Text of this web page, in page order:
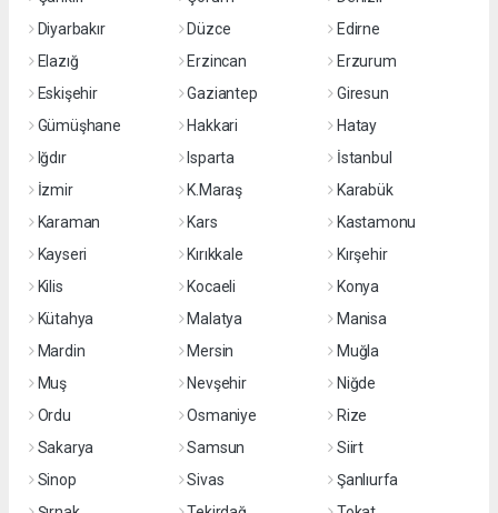
Diyarbakır
Düzce
Edirne
Elazığ
Erzincan
Erzurum
Eskişehir
Gaziantep
Giresun
Gümüşhane
Hakkari
Hatay
Iğdır
Isparta
İstanbul
İzmir
K.Maraş
Karabük
Karaman
Kars
Kastamonu
Kayseri
Kırıkkale
Kırşehir
Kilis
Kocaeli
Konya
Kütahya
Malatya
Manisa
Mardin
Mersin
Muğla
Muş
Nevşehir
Niğde
Ordu
Osmaniye
Rize
Sakarya
Samsun
Siirt
Sinop
Sivas
Şanlıurfa